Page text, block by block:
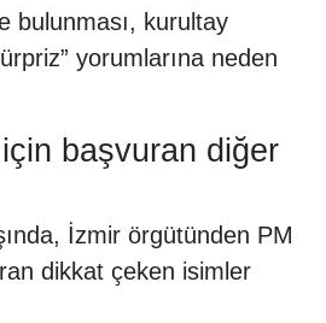
bulunması, kurultay
yorumlarına neden
başvuran diğer
İzmir örgütünden PM
dikkat çeken isimler